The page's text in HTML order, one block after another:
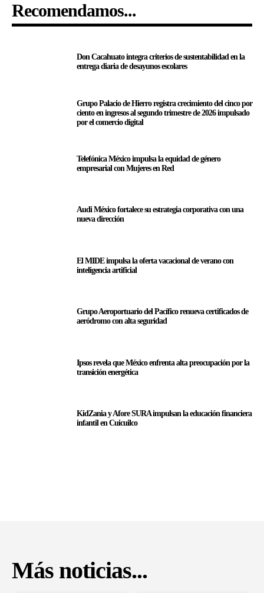
Recomendamos...
Don Cacahuato integra criterios de sustentabilidad en la
entrega diaria de desayunos escolares
Grupo Palacio de Hierro registra crecimiento del cinco por
ciento en ingresos al segundo trimestre de 2026 impulsado
por el comercio digital
Telefónica México impulsa la equidad de género
empresarial con Mujeres en Red
Audi México fortalece su estrategia corporativa con una
nueva dirección
El MIDE impulsa la oferta vacacional de verano con
inteligencia artificial
Grupo Aeroportuario del Pacífico renueva certificados de
aeródromo con alta seguridad
Ipsos revela que México enfrenta alta preocupación por la
transición energética
KidZania y Afore SURA impulsan la educación financiera
infantil en Cuicuilco
Más noticias...